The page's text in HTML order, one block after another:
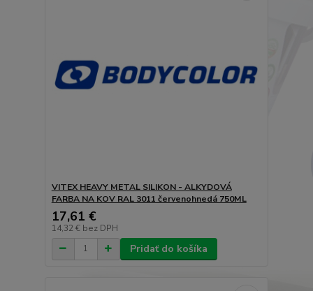
VITEX HEAVY METAL SILIKON - ALKYDOVÁ
FARBA NA KOV RAL 3011 červenohnedá 750ML
17,61 €
14,32 € bez DPH
Pridať do košíka